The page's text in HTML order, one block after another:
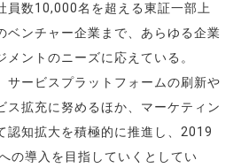
員数10,000名を超える東証一部上
ベンチャー企業まで、あらゆる企業
ントのニーズに応えている。
サービスプラットフォームの刷新や
ス拡充に努めるほか、マーケティン
認知拡大を積極的に推進し、2019
の導入を目指していくとしてい